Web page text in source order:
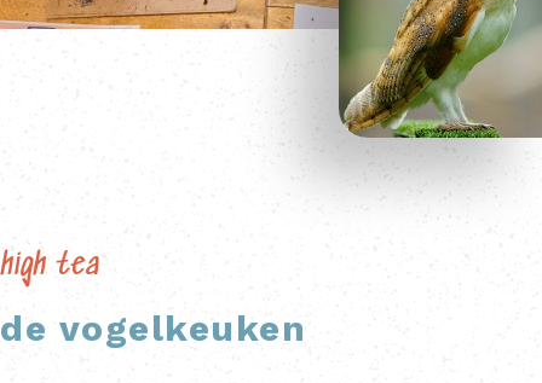
high tea
de vogelkeuken